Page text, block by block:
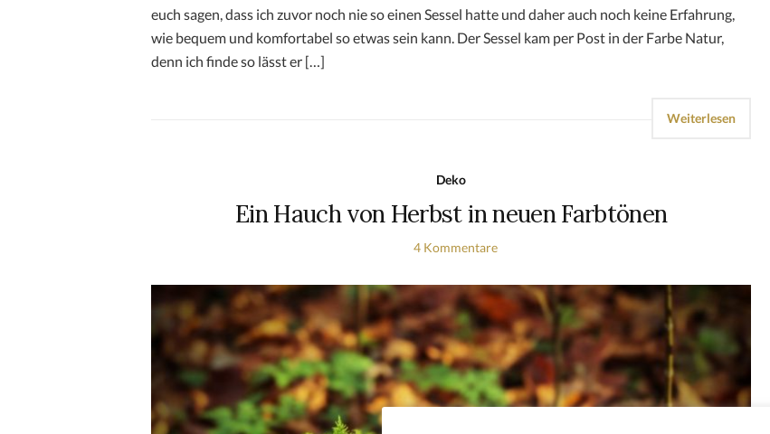
euch sagen, dass ich zuvor noch nie so einen Sessel hatte und daher auch noch keine Erfahrung,
wie bequem und komfortabel so etwas sein kann. Der Sessel kam per Post in der Farbe Natur,
denn ich finde so lässt er […]
Weiterlesen
Deko
Ein Hauch von Herbst in neuen Farbtönen
4 Kommentare